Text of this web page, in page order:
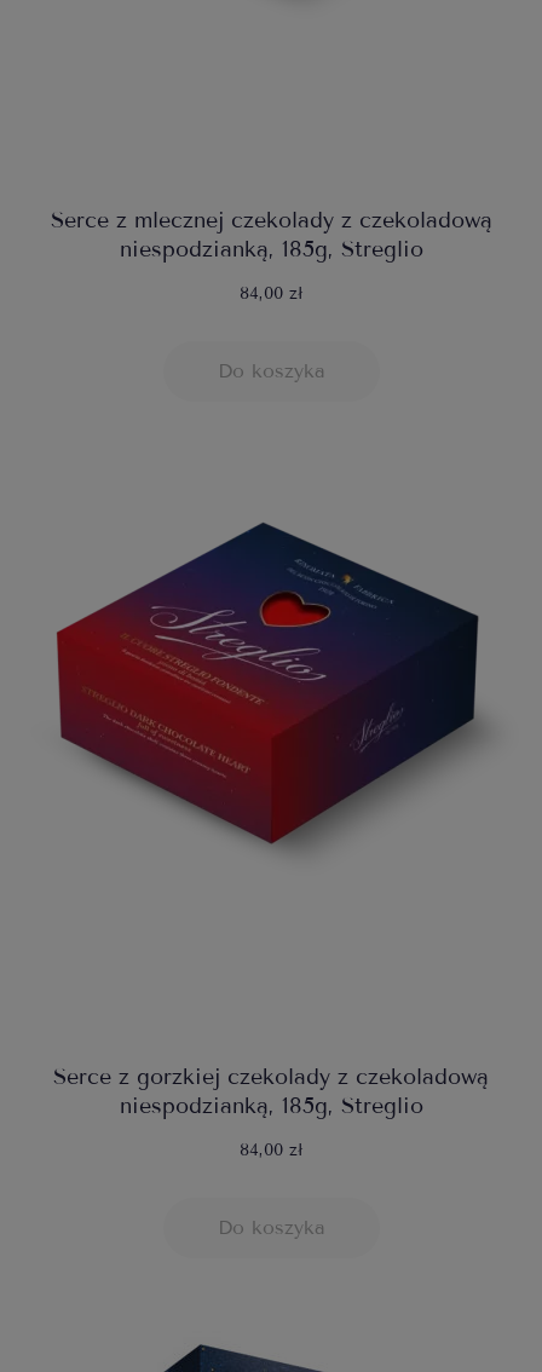
Serce z mlecznej czekolady z czekoladową
niespodzianką, 185g, Streglio
84,00 zł
Do koszyka
Serce z gorzkiej czekolady z czekoladową
niespodzianką, 185g, Streglio
84,00 zł
Do koszyka